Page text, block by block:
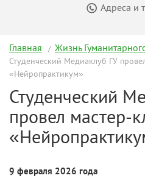
Адреса и
Главная Жизнь
Студенческий Медиаклуб ГУ
«Нейропрактикум»
Студенческий
провел мастер-
9 февраля 2026 года